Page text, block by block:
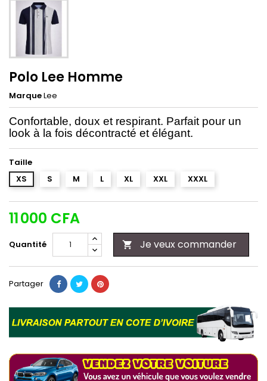
Polo Lee Homme
MarqueLee
Confortable, doux et respirant. Parfait pour un
look à la fois décontracté et élégant.
Taille
XS
S M L XL XXL XXXL
11 000 CFA
Quantité  Je veux commander
Partager